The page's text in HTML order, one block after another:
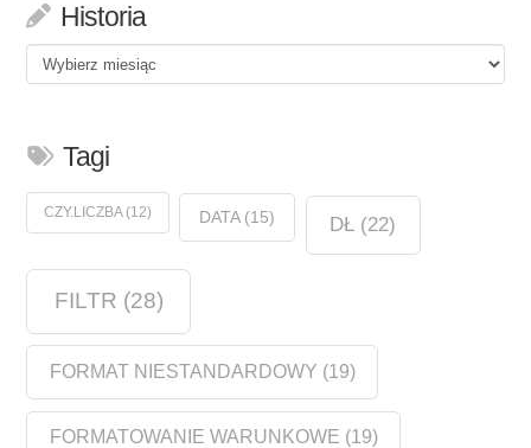
Historia
Historia
Tagi
CZY.LICZBA(12) DATA(15) DŁ (22)
FILTR (28)
FORMAT NIESTANDARDOWY (19)
FORMATOWANIE WARUNKOWE (19)